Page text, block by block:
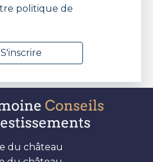
politique de
du château